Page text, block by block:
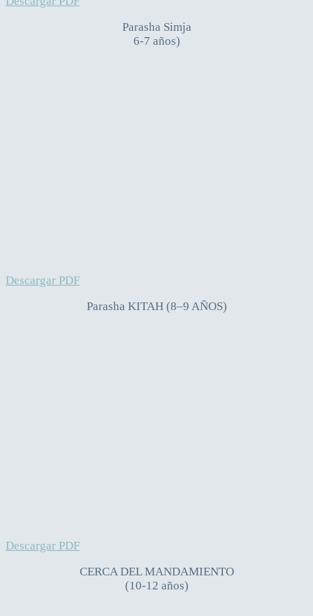
Parasha Simja
6-7 años)
Descargar PDF
Parasha KITAH (8–9 AÑOS)
Descargar PDF
CERCA DEL MANDAMIENTO
(10-12 años)